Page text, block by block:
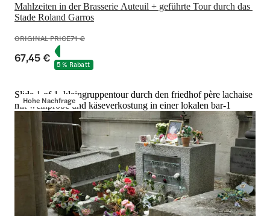
Mahlzeiten in der Brasserie Auteuil + geführte Tour durch das
ORIGINAL PRICE71 €
67,45 € 5 % Rabatt
Hohe Nachfrage
Slide 1 of 1, kleingruppentour durch den friedhof père lachaise
mit weinprobe und käseverkostung in einer lokalen bar-1